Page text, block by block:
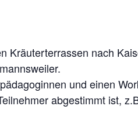
Kräuterterrassen nach
und einen
abgestimmt ist,